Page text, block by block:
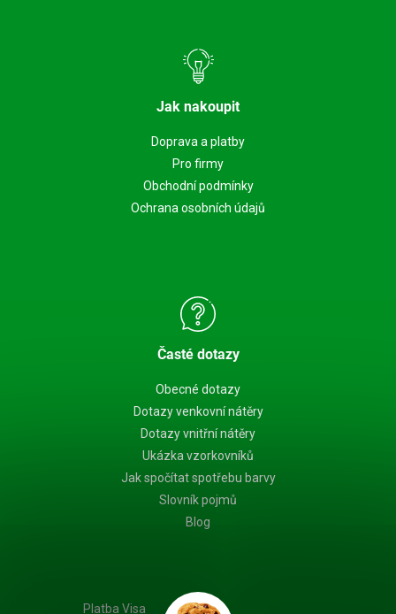
Jak nakoupit
Doprava a platby
Pro firmy
Obchodní podmínky
Ochrana osobních údajů
Časté dotazy
Obecné dotazy
Dotazy venkovní nátěry
Dotazy vnitřní nátěry
Ukázka vzorkovníků
Jak spočítat spotřebu barvy
Slovník pojmů
Blog
Platba Visa